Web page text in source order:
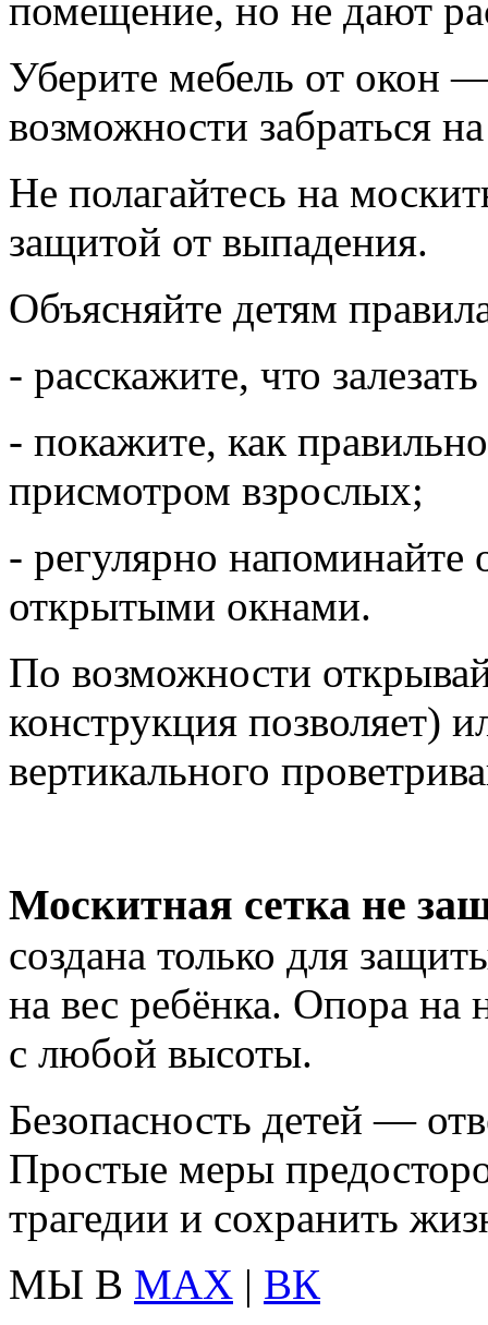
помещение, но не дают
Уберите мебель от окон
возможности забраться
Не полагайтесь на
защитой от выпадения.
Объясняйте детям
- расскажите, что
- покажите, как
присмотром взрослых;
- регулярно напоминайте
открытыми окнами.
По возможности
конструкция позволяет)
вертикального
Москитная сетка не
создана только для
на вес ребёнка. Опора
с любой высоты.
Безопасность детей —
Простые меры
трагедии и сохранить
МЫ В MAX | ВК